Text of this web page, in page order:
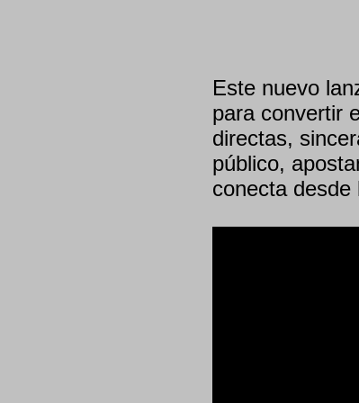
Este nuevo
para convertir
directas,
público,
conecta desde